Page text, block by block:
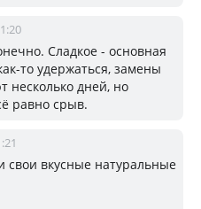
Сладкое - основная
то удержаться, замены
несколько дней, но
равно срыв.
свои вкусные натуральные